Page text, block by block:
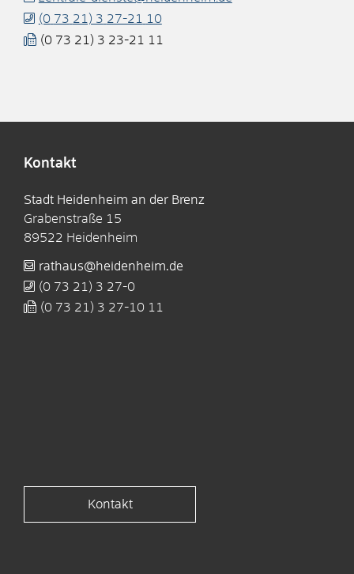
(0 73 21) 3 27-21
10
(0 73 21) 3 23-21 11
Kontakt
Stadt Heidenheim an der Brenz
Grabenstraße 15
89522 Heidenheim
rathaus@heidenheim.de
(0 73 21) 3 27-0
(0 73 21) 3 27-10 11
Kontakt